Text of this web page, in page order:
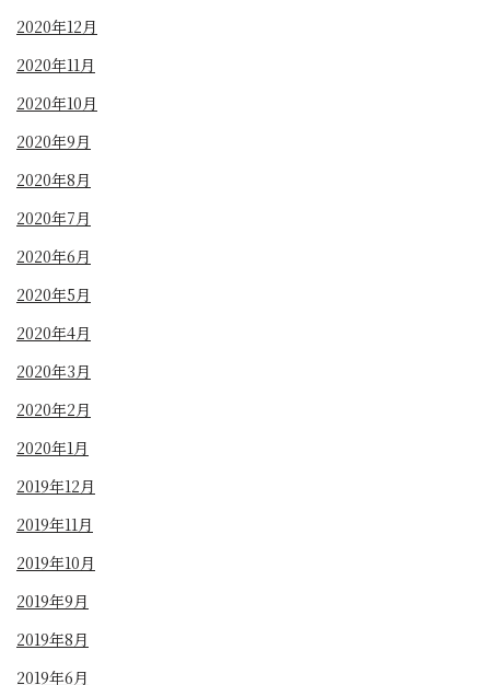
2020年12月
2020年11月
2020年10月
2020年9月
2020年8月
2020年7月
2020年6月
2020年5月
2020年4月
2020年3月
2020年2月
2020年1月
2019年12月
2019年11月
2019年10月
2019年9月
2019年8月
2019年6月